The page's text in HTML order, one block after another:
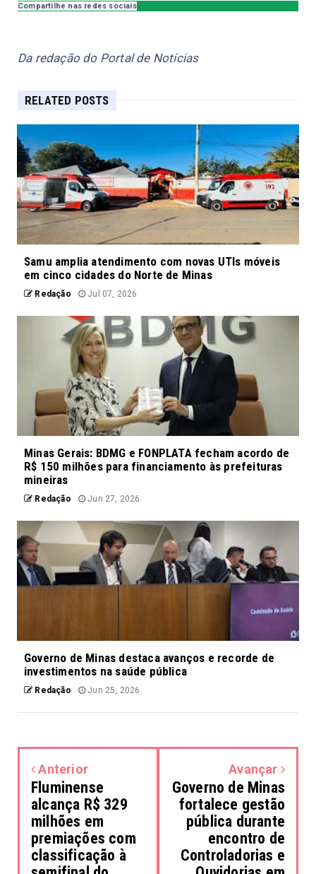
Compartilhe nas redes sociais
Da redação do Portal de Notícias
RELATED POSTS
Samu amplia atendimento com novas UTIs móveis
em cinco cidades do Norte de Minas
Redação Jul 07, 2026
Minas Gerais: BDMG e FONPLATA fecham acordo de
R$ 150 milhões para financiamento às prefeituras
mineiras
Redação Jun 27, 2026
Governo de Minas destaca avanços e recorde de
investimentos na saúde pública
Redação Jun 25, 2026
Anterior
Fluminense
alcança R$ 329
milhões em
premiações com
classificação à
Avançar
Governo de Minas
fortalece gestão
pública durante
encontro de
Controladorias e